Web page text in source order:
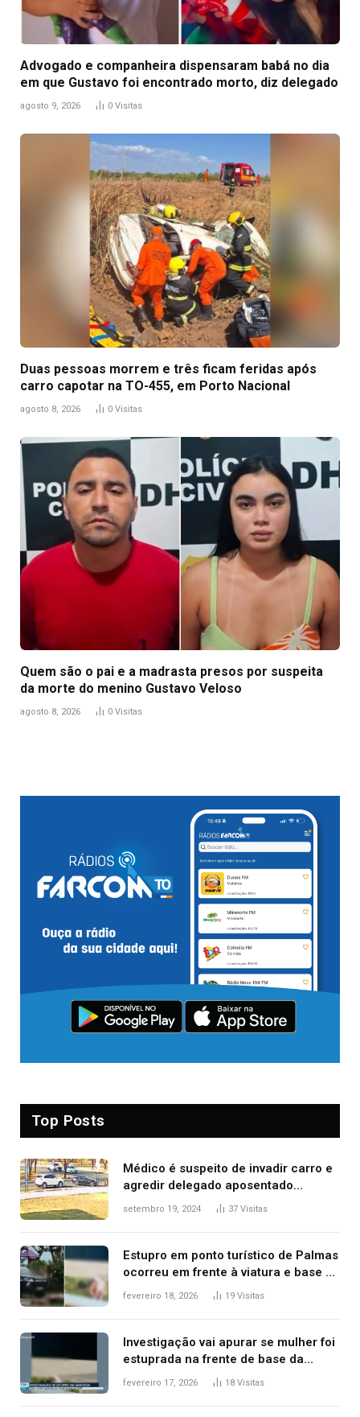
Advogado e companheira dispensaram babá no dia
em que Gustavo foi encontrado morto, diz delegado
agosto 9, 2026 0 Visitas
Duas pessoas morrem e três ficam feridas após
carro capotar na TO-455, em Porto Nacional
agosto 8, 2026 0 Visitas
Quem são o pai e a madrasta presos por suspeita
da morte do menino Gustavo Veloso
agosto 8, 2026 0 Visitas
Top Posts
Médico é suspeito de invadir carro e
agredir delegado aposentado
durante confusão no trânsito
setembro 19, 2024 37 Visitas
Estupro em ponto turístico de Palmas
ocorreu em frente à viatura e base de
segurança; polícia investiga
fevereiro 18, 2026 19 Visitas
Investigação vai apurar se mulher foi
estuprada na frente de base da
Guarda Metropolitana de Palmas, diz
fevereiro 17, 2026 18 Visitas